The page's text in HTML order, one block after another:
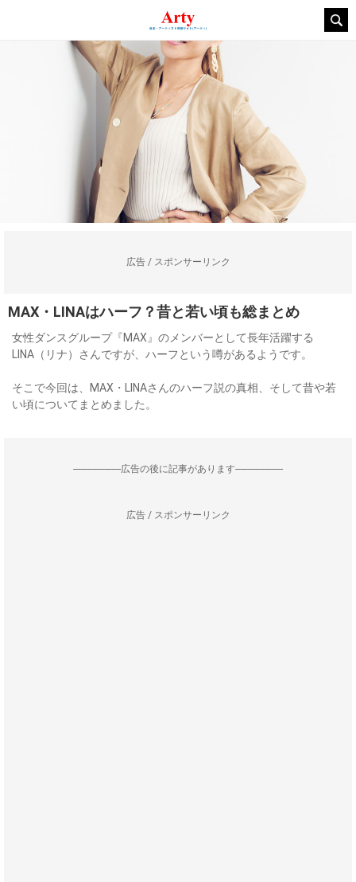
広告 / スポンサーリンク
MAX・LINAはハーフ？昔と若い頃も総まとめ
女性ダンスグループ『MAX』のメンバーとして長年活躍する
LINA（リナ）さんですが、ハーフという噂があるようです。
そこで今回は、MAX・LINAさんのハーフ説の真相、そして昔や若
い頃についてまとめました。
--------------------広告の後に記事があります--------------------
広告 / スポンサーリンク